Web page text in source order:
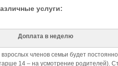
услуги:
Доплата в неделю
членов семьи будет
14 – на усмотрение родителей).